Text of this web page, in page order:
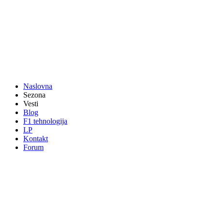
Naslovna
Sezona
Vesti
Blog
F1 tehnologija
LP
Kontakt
Forum